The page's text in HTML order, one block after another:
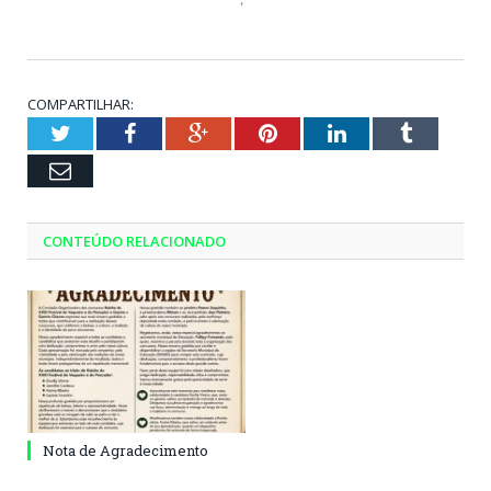
COMPARTILHAR:
TwitterFacebookGoogle+PinterestLinkedInTumblr
Email
CONTEÚDO RELACIONADO
Nota de Agradecimento